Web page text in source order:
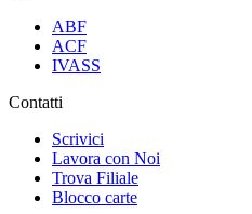
ABF
ACF
IVASS
Contatti
Scrivici
Lavora con Noi
Trova Filiale
Blocco carte